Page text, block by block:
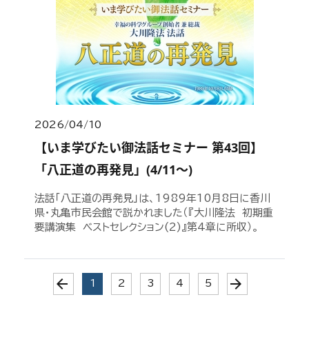
2026/04/10
【いま学びたい御法話セミナー 第43回】
「八正道の再発見」(4/11～)
法話「八正道の再発見」は、1989年10月8日に香川
県・丸亀市民会館で説かれました（『大川隆法 初期重
要講演集 ベストセレクション(2)』第4章に所収）。
arrow_back 1 (current)
2 3 4 5 arrow_forward